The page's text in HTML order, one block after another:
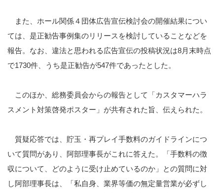
また、ホール関係４団体広告宣伝検討会の開催結果につい
ては、是正勧告事例集のリリースを検討していることなどを
報告。なお、違法と思われる広告宣伝の投稿状況は8月末時点
で1730件、うち是正勧告が547件であったとした。
このほか、総務委員会からの報告として「カスタマーハラ
スメント対策啓発ポスター」が共有された旨、伝えられた。
質疑応答では、貯玉・再プレイ手数料のガイドラインにつ
いて質問があり、阿部理事長がこれに答えた。「手数料の徴
収について、どのように受け止めているのか」との質問に対
し阿部理事長は、「私自身、業界等価の無定量営業が必ずし